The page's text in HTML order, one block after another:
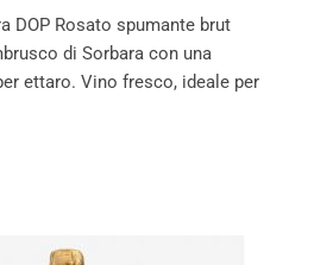
DOP Rosato spumante brut
di Sorbara con una
ettaro. Vino fresco, ideale per